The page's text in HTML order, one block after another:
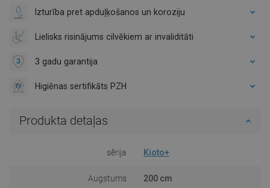
Izturība pret apduļķošanos un koroziju
Lielisks risinājums cilvēkiem ar invaliditāti
3 gadu garantija
Higiēnas sertifikāts PZH
Produkta detaļas
sērija Kioto+
Augstums 200 cm